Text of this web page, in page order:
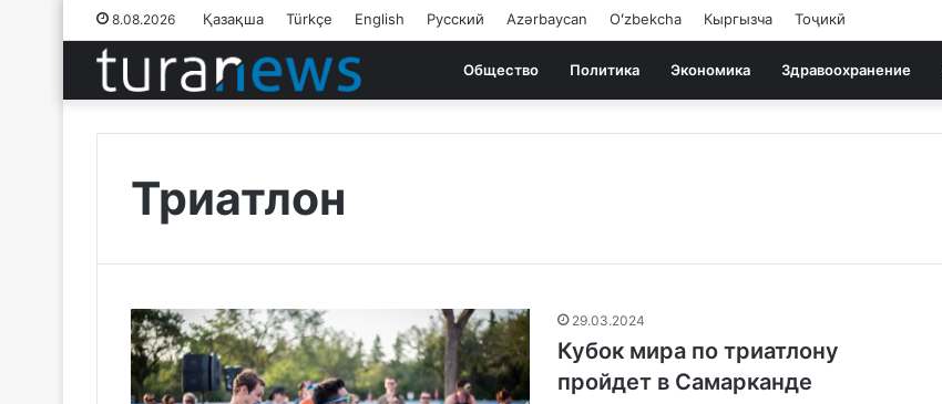
8.08.2026 Қазақша Türkçe English Русский Azərbaycan Oʻzbekcha Кыргызча Тоҷикӣ
Общество Политика Экономика Здравоохранение
Триатлон
29.03.2024
Кубок мира по триатлону
пройдет в Самарканде